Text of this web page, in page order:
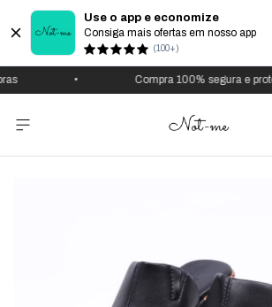
Use o app e economize
Consiga mais ofertas em nosso app
(100+)
Compra 100% segura e protegida